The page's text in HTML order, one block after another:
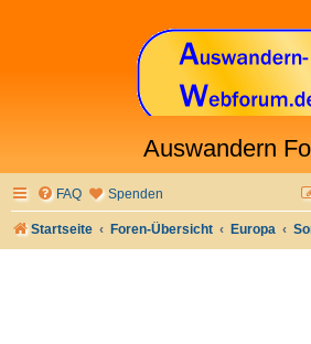
Auswandern
FAQ Spenden
Startseite Foren-Übersicht Europa